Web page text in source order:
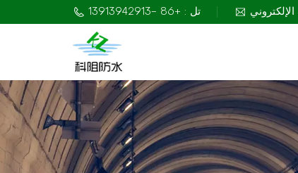
تل : +86 -13913942913